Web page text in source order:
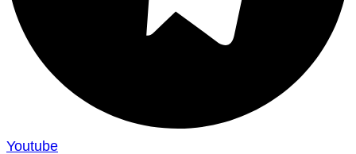
Youtube